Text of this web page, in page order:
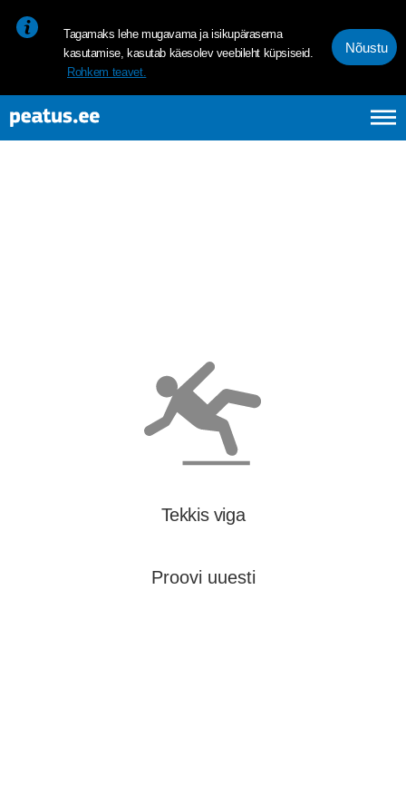
Tagamaks lehe mugavama ja isikupärasema
kasutamise, kasutab käesolev veebileht küpsiseid.
Rohkem teavet.
Nõustu
Tekkis viga
Proovi uuesti